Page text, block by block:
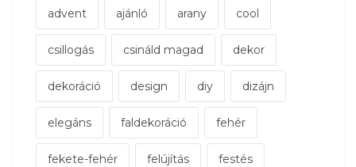
advent ajánló arany cool
csillogás csináld magad dekor
dekoráció design diy dizájn
elegáns faldekoráció fehér
fekete-fehér felújítás festés